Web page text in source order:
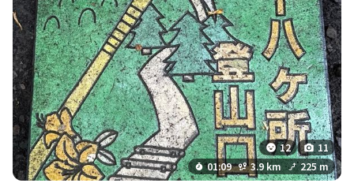
季折々の美しい景観が広がります。冬には雪景色が楽しめ、雪だ
るまを作ることもできるほどの雪質です。 また、円山ではエゾリ
スや野鳥との出会いも楽しめます。登山中にシマリスやヤマガ
ラ、ゴジュウカラなどが姿を見せ、特にシマリスは多くのカメラ
マンを惹きつけています。登山者の中には、リスたちとの触れ合
いを楽しむ方も多く、動物たちの愛らしい姿に癒されること間違
いなしです。 ただし、注意点もあります。特に雨上がりや雪解け
の時期には、道が滑りやすくなるため、アイゼンやチェーンスパ
イクの使用が推奨されます。また、混雑する日曜日には、すれ違
う人が多く、マスクを外すタイミングが少なくなることもあるた
12
11
01:09
3.9 km 225 m